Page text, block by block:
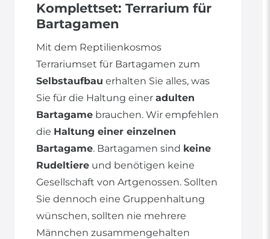
Komplettset: Terrarium für
Bartagamen
Mit dem Reptilienkosmos
Terrariumset für Bartagamen zum
Selbstaufbau erhalten Sie alles, was
Sie für die Haltung einer adulten
Bartagame brauchen. Wir empfehlen
die Haltung einer einzelnen
Bartagame. Bartagamen sind keine
Rudeltiere und benötigen keine
Gesellschaft von Artgenossen. Sollten
Sie dennoch eine Gruppenhaltung
wünschen, sollten nie mehrere
Männchen zusammengehalten